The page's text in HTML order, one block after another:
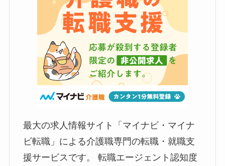
最大の求人情報サイト「マイナビ・マイナ
ビ転職」による介護職専門の転職・就職支
援サービスです。 転職エージェント認知度